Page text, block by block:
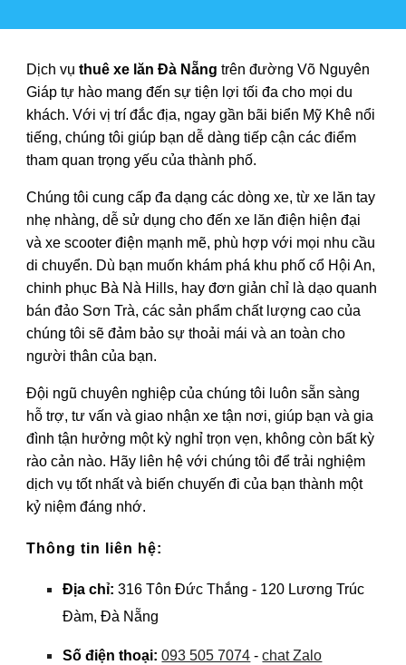
Dịch vụthuê xe lăn Đà Nẵng trên đường Võ Nguyên
Giáp tự hào mang đến sự tiện lợi tối đa cho mọi du
khách. Với vị trí đắc địa, ngay gần bãi biển Mỹ Khê nổi
tiếng, chúng tôi giúp bạn dễ dàng tiếp cận các điểm
tham quan trọng yếu của thành phố.
Chúng tôi cung cấp đa dạng các dòng xe, từ xe lăn tay
nhẹ nhàng, dễ sử dụng cho đến xe lăn điện hiện đại
và xe scooter điện mạnh mẽ, phù hợp với mọi nhu cầu
di chuyển. Dù bạn muốn khám phá khu phố cổ Hội An,
chinh phục Bà Nà Hills, hay đơn giản chỉ là dạo quanh
bán đảo Sơn Trà, các sản phẩm chất lượng cao của
chúng tôi sẽ đảm bảo sự thoải mái và an toàn cho
người thân của bạn.
Đội ngũ chuyên nghiệp của chúng tôi luôn sẵn sàng
hỗ trợ, tư vấn và giao nhận xe tận nơi, giúp bạn và gia
đình tận hưởng một kỳ nghỉ trọn vẹn, không còn bất kỳ
rào cản nào. Hãy liên hệ với chúng tôi để trải nghiệm
dịch vụ tốt nhất và biến chuyến đi của bạn thành một
kỷ niệm đáng nhớ.
Thông tin liên hệ:
Địa chỉ: 316 Tôn Đức Thắng - 120 Lương Trúc
Đàm, Đà Nẵng
Số điện thoại: 093 505 7074 -chat Zalo